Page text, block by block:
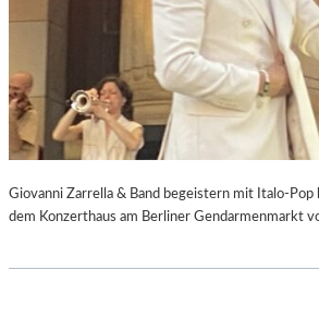
Giovanni Zarrella & Band begeistern mit Italo-Pop
dem Konzerthaus am Berliner Gendarmenmarkt